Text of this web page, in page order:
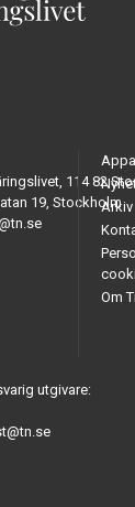
114 82
19, Stockholm
Arkiv
Om
utgivare: